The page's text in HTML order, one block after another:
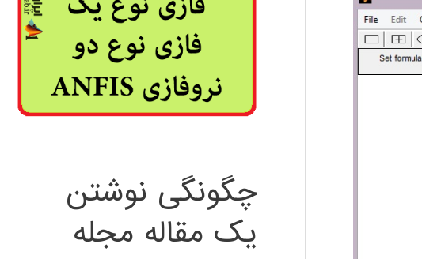
چگونگی نوشتن
یک مقاله مجله